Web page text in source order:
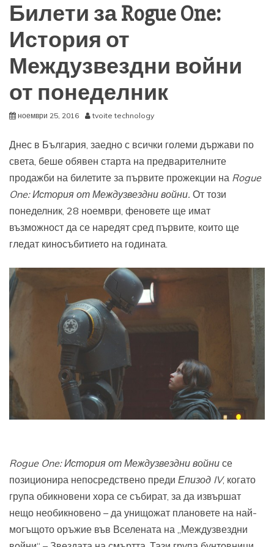
Билети за Rogue One:
История от
Междузвездни войни
от понеделник
ноември 25, 2016 tvoite technology
Днес в България, заедно с всички големи държави по
света, беше обявен старта на предварителните
продажби на билетите за първите прожекции на Rogue
One:История от Междузвездни войни. От този
понеделник, 28 ноември, феновете ще имат
възможност да се наредят сред първите, които ще
гледат киносъбитието на годината.
Rogue One:История от Междузвездни войни се
позиционира непосредствено преди Епизод IV, когато
група обикновени хора се събират, за да извършат
нещо необикновено – да унищожат плановете на най-
могъщото оръжие във Вселената на „Междузвездни